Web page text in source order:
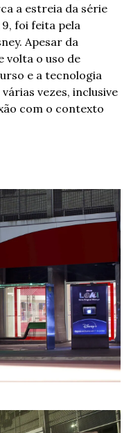
a estreia da série
foi feita pela
Apesar da
volta o uso de
e a tecnologia
vezes, inclusive
com o contexto